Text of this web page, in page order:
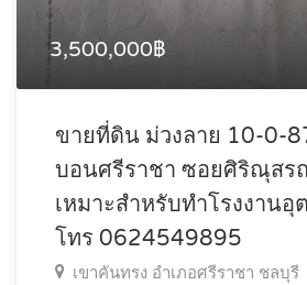
3,500,000฿
ขายที่ดิน ม่วงลาย 10-0-
บอนศรีราชา ซอยศิริณุสร
เหมาะสำหรับทำโรงงานอุ
โทร 0624549895
เขาคันทรง อำเภอศรีราชา ชลบุรี